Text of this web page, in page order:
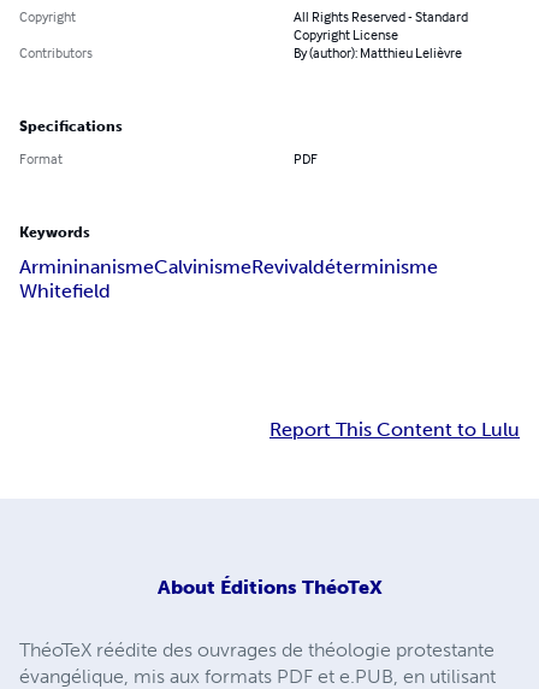
Copyright
All Rights Reserved - Standard
Copyright License
Contributors
By (author): Matthieu Lelièvre
Specifications
Format PDF
Keywords
ArmininanismeCalvinismeRevivaldéterminisme
Whitefield
Report This Content to Lulu
About Éditions ThéoTeX
ThéoTeX réédite des ouvrages de théologie protestante
évangélique, mis aux formats PDF et e.PUB, en utilisant